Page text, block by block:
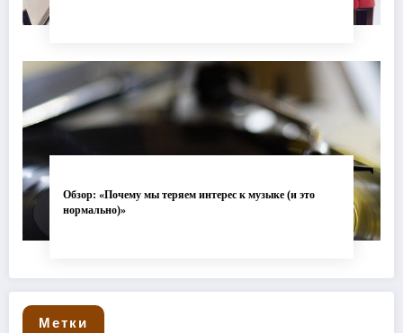
Обзор: «Почему мы теряем интерес к музыке (и это
нормально)»
Метки